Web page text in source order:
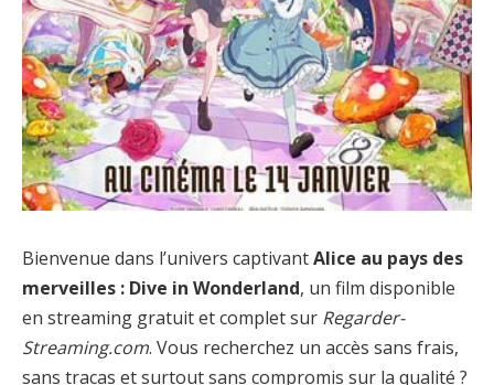
Bienvenue dans l’univers captivantAlice au pays des
merveilles : Dive in Wonderland, un film disponible
en streaming gratuit et complet sur Regarder-
Streaming.com. Vous recherchez un accès sans frais,
sans tracas et surtout sans compromis sur la qualité ?